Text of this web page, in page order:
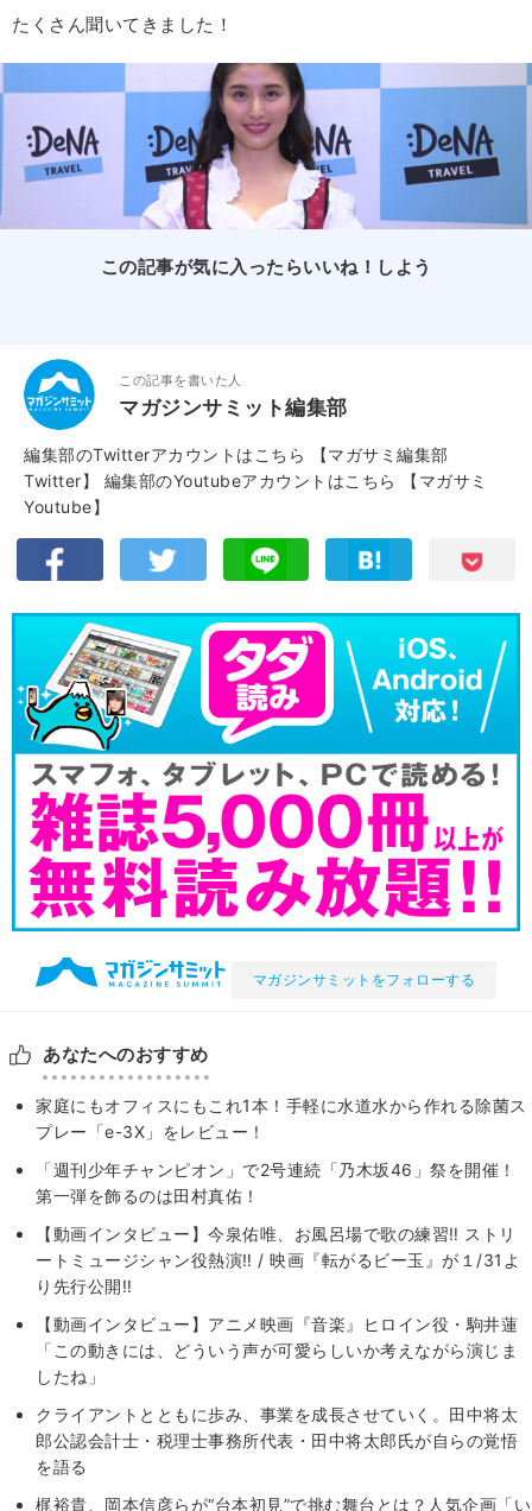
たくさん聞いてきました！
この記事が気に入ったらいいね！しよう
この記事を書いた人
マガジンサミット編集部
編集部のTwitterアカウントはこちら
【マガサミ編集部
Twitter】
編集部のYoutubeアカウントはこちら
【マガサミ
Youtube】
マガジンサミットをフォローする
あなたへのおすすめ
家庭にもオフィスにもこれ1本！手軽に水道水から作れる除菌ス
プレー「e-3X」をレビュー！
「週刊少年チャンピオン」で2号連続「乃木坂46」祭を開催！
第一弾を飾るのは田村真佑！
【動画インタビュー】今泉佑唯、お風呂場で歌の練習‼ ストリ
ートミュージシャン役熱演‼ / 映画『転がるビー玉』が１/31よ
り先行公開‼
【動画インタビュー】アニメ映画『音楽』ヒロイン役・駒井蓮
「この動きには、どういう声が可愛らしいか考えながら演じま
したね」
クライアントとともに歩み、事業を成長させていく。田中将太
郎公認会計士・税理士事務所代表・田中将太郎氏が自らの覚悟
を語る
梶裕貴、岡本信彦らが“台本初見”で挑む舞台とは？人気企画「い